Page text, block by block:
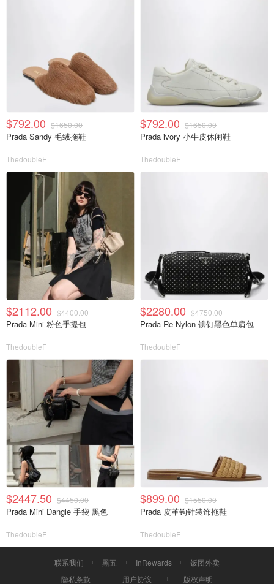
$792.00 $1650.00
Prada Sandy 毛绒拖鞋
ThedoubleF
$792.00 $1650.00
Prada ivory 小牛皮休闲鞋
ThedoubleF
$2112.00 $4400.00
Prada Mini 粉色手提包
ThedoubleF
$2280.00 $4750.00
Prada Re-Nylon 铆钉黑色单肩包
ThedoubleF
$2447.50 $4450.00
Prada Mini Dangle 手袋 黑色
ThedoubleF
$899.00 $1550.00
Prada 皮革钩针装饰拖鞋
ThedoubleF
联系我们 黑五 InRewards
饭团外卖
隐私条款
用户协议 版权声明